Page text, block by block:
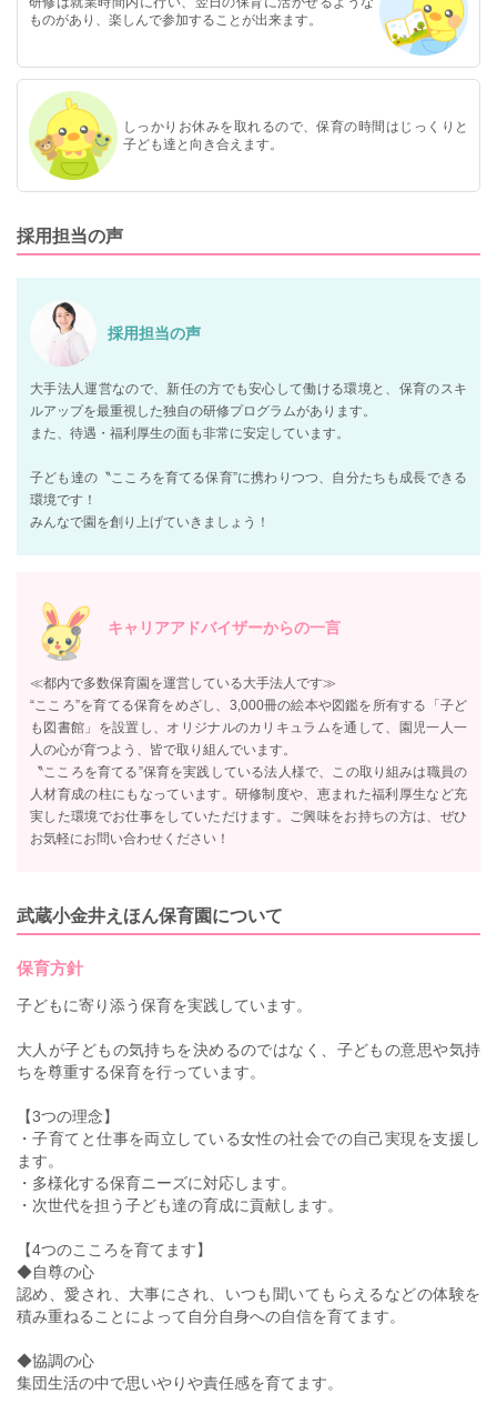
ものがあり、楽しんで参加することが出来ます。
しっかりお休みを取れるので、保育の時間はじっくりと
子ども達と向き合えます。
採用担当の声
採用担当の声
大手法人運営なので、新任の方でも安心して働ける環境と、保育のスキ
ルアップを最重視した独自の研修プログラムがあります。
また、待遇・福利厚生の面も非常に安定しています。
子ども達の〝こころを育てる保育”に携わりつつ、自分たちも成長できる
環境です！
みんなで園を創り上げていきましょう！
キャリアアドバイザーからの一言
≪都内で多数保育園を運営している大手法人です≫
“こころ”を育てる保育をめざし、3,000冊の絵本や図鑑を所有する「子ど
も図書館」を設置し、オリジナルのカリキュラムを通して、園児一人一
人の心が育つよう、皆で取り組んでいます。
〝こころを育てる”保育を実践している法人様で、この取り組みは職員の
人材育成の柱にもなっています。研修制度や、恵まれた福利厚生など充
実した環境でお仕事をしていただけます。ご興味をお持ちの方は、ぜひ
お気軽にお問い合わせください！
武蔵小金井えほん保育園について
保育方針
子どもに寄り添う保育を実践しています。
大人が子どもの気持ちを決めるのではなく、子どもの意思や気持
ちを尊重する保育を行っています。
【3つの理念】
・子育てと仕事を両立している女性の社会での自己実現を支援し
ます。
・多様化する保育ニーズに対応します。
・次世代を担う子ども達の育成に貢献します。
【4つのこころを育てます】
◆自尊の心
認め、愛され、大事にされ、いつも聞いてもらえるなどの体験を
積み重ねることによって自分自身への自信を育てます。
◆協調の心
集団生活の中で思いやりや責任感を育てます。